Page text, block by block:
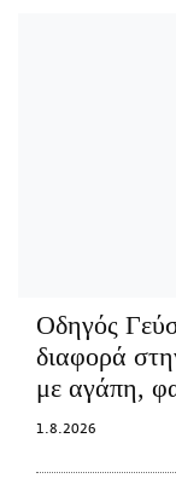
Οδηγός
διαφορά
με αγάπη,
1.8.2026